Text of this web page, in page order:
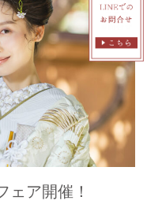
ェア開催！